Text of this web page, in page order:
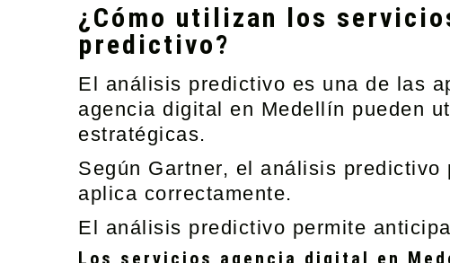
¿Cómo utilizan los
predictivo?
El análisis predictivo es una de las
agencia digital en Medellín pueden
estratégicas.
Según Gartner, el análisis
aplica correctamente.
El análisis predictivo permite
Los servicios agencia digital en